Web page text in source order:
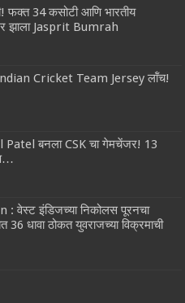
फक्त 34 कसोटी आणि भारतीय
झाला Jasprit Bumrah
Indian Cricket Team Jersey लॉंच!
Patel बनला CSK चा गेमचेंजर! 13
वेस्ट इंडिजच्या निकोलस पूरनचा
36 धावा ठोकत युवराजच्या विक्रमाची